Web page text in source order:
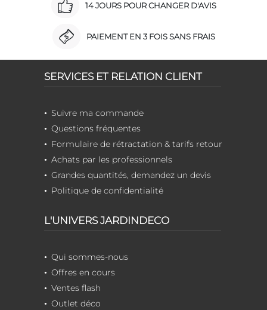
14 JOURS POUR CHANGER D'AVIS
PAIEMENT EN 3 FOIS SANS FRAIS
SERVICES ET RELATION CLIENT
Suivre ma commande
Questions fréquentes
Formulaire de rétractation & tarifs retour
Achats par les professionnels
Grandes quantités, demandez un devis
Politique de confidentialité
L'UNIVERS JARDINDECO
Qui sommes-nous
Offres en cours
Ventes flash
Outlet déco